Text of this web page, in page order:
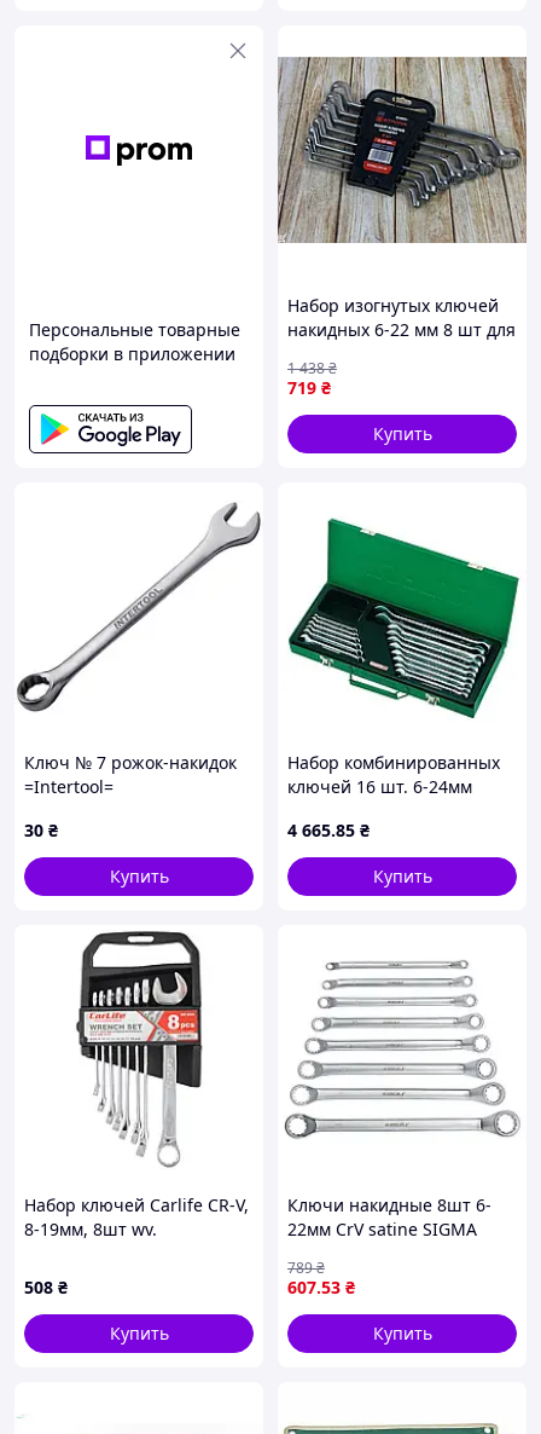
Персональные товарные
подборки в приложении
Набор изогнутых ключей
накидных 6-22 мм 8 шт для
домашнего использования
719 ₴
1 438₴
Купить
Ключ № 7 рожок-накидок
=Intertool=
30 ₴
Купить
Набор комбинированных
ключей 16 шт. 6-24мм
TOPTUL GAAD1602
4 665.85 ₴
Купить
Набор ключей Carlife CR-V,
8-19мм, 8шт wv.
508 ₴
Купить
Ключи накидные 8шт 6-
22мм CrV satine SIGMA
607.53 ₴
789₴
Купить